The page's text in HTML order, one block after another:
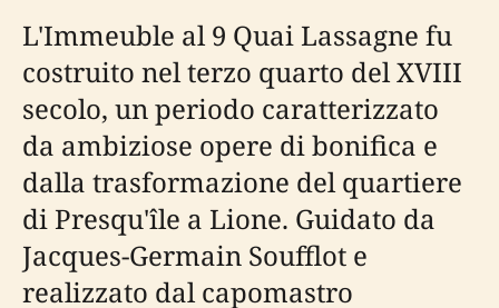
L'Immeuble al 9 Quai Lassagne fu
costruito nel terzo quarto del XVIII
secolo, un periodo caratterizzato
da ambiziose opere di bonifica e
dalla trasformazione del quartiere
di Presqu'île a Lione. Guidato da
Jacques-Germain Soufflot e
realizzato dal capomastro